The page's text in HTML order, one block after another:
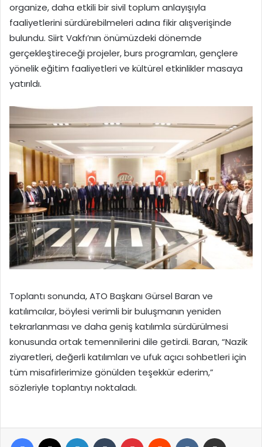
organize, daha etkili bir sivil toplum anlayışıyla
faaliyetlerini sürdürebilmeleri adına fikir alışverişinde
bulundu. Siirt Vakfı’nın önümüzdeki dönemde
gerçekleştireceği projeler, burs programları, gençlere
yönelik eğitim faaliyetleri ve kültürel etkinlikler masaya
yatırıldı.
Toplantı sonunda, ATO Başkanı Gürsel Baran ve
katılımcılar, böylesi verimli bir buluşmanın yeniden
tekrarlanması ve daha geniş katılımla sürdürülmesi
konusunda ortak temennilerini dile getirdi. Baran, “Nazik
ziyaretleri, değerli katılımları ve ufuk açıcı sohbetleri için
tüm misafirlerimize gönülden teşekkür ederim,”
sözleriyle toplantıyı noktaladı.
Facebook LinkedIn Tumblr Pinterest Reddit VKontakte